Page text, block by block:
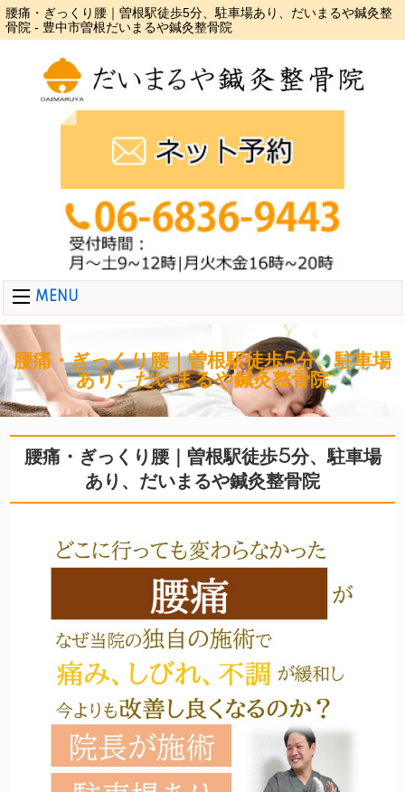
腰痛・ぎっくり腰｜曽根駅徒歩5分、駐車場あり、だいまるや鍼灸整
骨院 - 豊中市曽根だいまるや鍼灸整骨院
MENU
腰痛・ぎっくり腰｜曽根駅徒歩5分、駐車場
あり、だいまるや鍼灸整骨院
腰痛・ぎっくり腰｜曽根駅徒歩5分、駐車場
あり、だいまるや鍼灸整骨院